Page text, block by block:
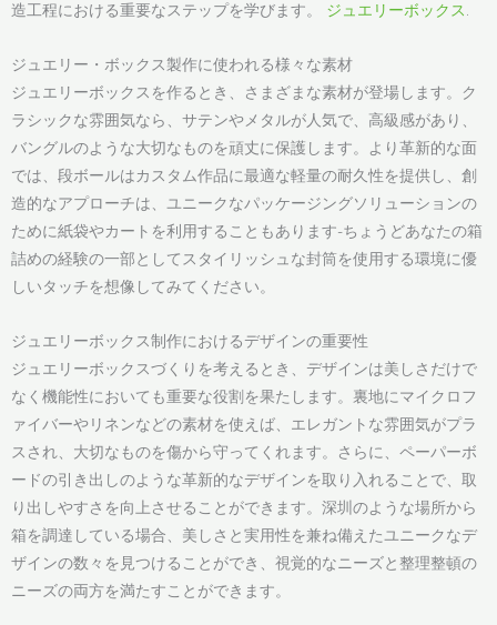
造工程における重要なステップを学びます。 ジュエリーボックス.
ジュエリー・ボックス製作に使われる様々な素材
ジュエリーボックスを作るとき、さまざまな素材が登場します。ク
ラシックな雰囲気なら、サテンやメタルが人気で、高級感があり、
バングルのような大切なものを頑丈に保護します。より革新的な面
では、段ボールはカスタム作品に最適な軽量の耐久性を提供し、創
造的なアプローチは、ユニークなパッケージングソリューションの
ために紙袋やカートを利用することもあります-ちょうどあなたの箱
詰めの経験の一部としてスタイリッシュな封筒を使用する環境に優
しいタッチを想像してみてください。
ジュエリーボックス制作におけるデザインの重要性
ジュエリーボックスづくりを考えるとき、デザインは美しさだけで
なく機能性においても重要な役割を果たします。裏地にマイクロフ
ァイバーやリネンなどの素材を使えば、エレガントな雰囲気がプラ
スされ、大切なものを傷から守ってくれます。さらに、ペーパーボ
ードの引き出しのような革新的なデザインを取り入れることで、取
り出しやすさを向上させることができます。深圳のような場所から
箱を調達している場合、美しさと実用性を兼ね備えたユニークなデ
ザインの数々を見つけることができ、視覚的なニーズと整理整頓の
ニーズの両方を満たすことができます。